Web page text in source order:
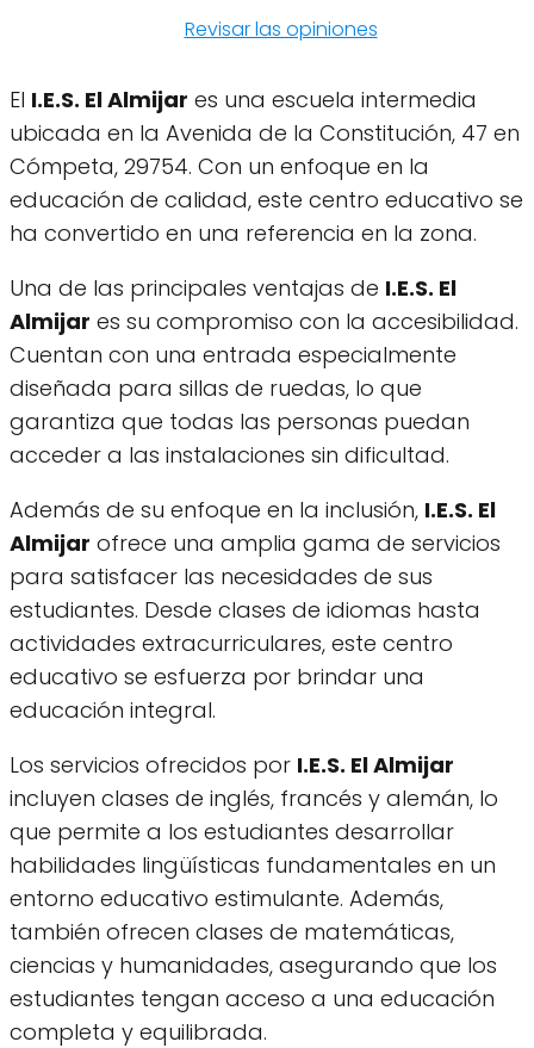
Revisar las opiniones
El I.E.S. El Almijar es una escuela intermedia
ubicada en la Avenida de la Constitución, 47 en
Cómpeta, 29754. Con un enfoque en la
educación de calidad, este centro educativo se
ha convertido en una referencia en la zona.
Una de las principales ventajas de I.E.S. El
Almijar es su compromiso con la accesibilidad.
Cuentan con una entrada especialmente
diseñada para sillas de ruedas, lo que
garantiza que todas las personas puedan
acceder a las instalaciones sin dificultad.
Además de su enfoque en la inclusión, I.E.S. El
Almijar ofrece una amplia gama de servicios
para satisfacer las necesidades de sus
estudiantes. Desde clases de idiomas hasta
actividades extracurriculares, este centro
educativo se esfuerza por brindar una
educación integral.
Los servicios ofrecidos por I.E.S. El Almijar
incluyen clases de inglés, francés y alemán, lo
que permite a los estudiantes desarrollar
habilidades lingüísticas fundamentales en un
entorno educativo estimulante. Además,
también ofrecen clases de matemáticas,
ciencias y humanidades, asegurando que los
estudiantes tengan acceso a una educación
completa y equilibrada.